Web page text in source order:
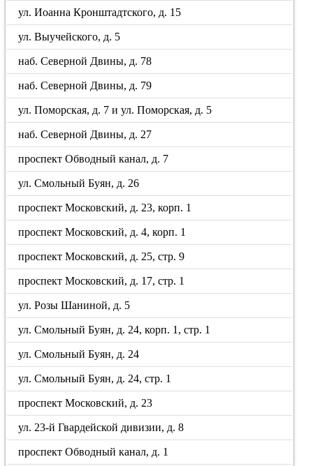
ул. Иоанна Кронштадтского, д. 15
ул. Выучейского, д. 5
наб. Северной Двины, д. 78
наб. Северной Двины, д. 79
ул. Поморская, д. 7 и ул. Поморская, д. 5
наб. Северной Двины, д. 27
проспект Обводный канал, д. 7
ул. Смольный Буян, д. 26
проспект Московский, д. 23, корп. 1
проспект Московский, д. 4, корп. 1
проспект Московский, д. 25, стр. 9
проспект Московский, д. 17, стр. 1
ул. Розы Шаниной, д. 5
ул. Смольный Буян, д. 24, корп. 1, стр. 1
ул. Смольный Буян, д. 24
ул. Смольный Буян, д. 24, стр. 1
проспект Московский, д. 23
ул. 23-й Гвардейской дивизии, д. 8
проспект Обводный канал, д. 1